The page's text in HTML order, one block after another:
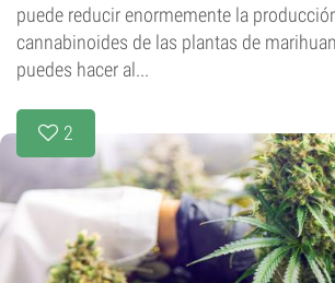
puede reducir enormemente la
cannabinoides de las plantas de
puedes hacer al...
2